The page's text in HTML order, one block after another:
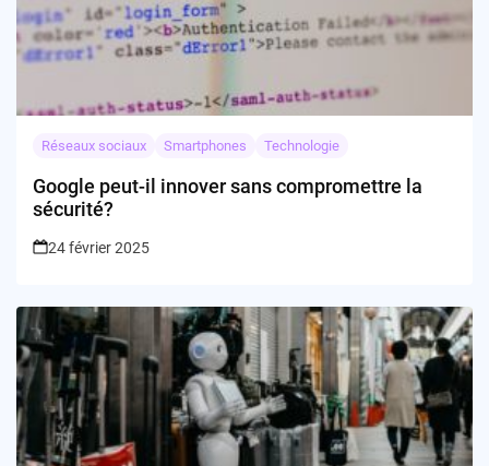
Réseaux sociaux Smartphones Technologie
Google peut-il innover sans compromettre la
sécurité?
24 février 2025